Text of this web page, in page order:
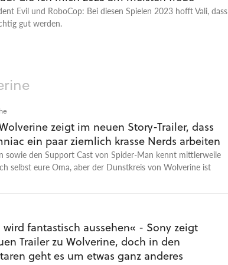
Evil und RoboCop: Bei diesen Spielen 2023 hofft Vali, dass
gut werden.
zeigt im neuen Story-Trailer, dass
ein paar ziemlich krasse Nerds arbeiten
sowie den Support Cast von Spider-Man kennt mittlerweile
selbst eure Oma, aber der Dunstkreis von Wolverine ist
Wolverine zeigt nicht nur jede Menge Schnetzel-Action,
Denn die Story des Wolverine-Spiels webt selbst eher
der Comic-Vorlage ein. Morlocks wie Leech, 90er-
Lady Deathstrike, als Sahnehäubchen seht ihr auch das
Wolvie zu Beginn seiner ersten Solo-Serie undercover in
wird fantastisch aussehen« - Sony zeigt
Trailer zu Wolverine, doch in den
geht es um etwas ganz anderes